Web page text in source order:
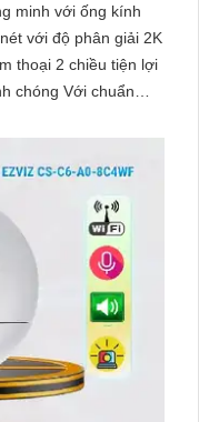
minh với ống kính
với độ phân giải 2K
thoại 2 chiều tiện lợi
chóng Với chuẩn